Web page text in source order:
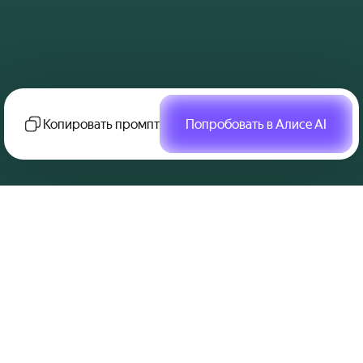
Копировать промпт Попробовать в Алисе AI